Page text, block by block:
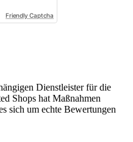
Friendly Captcha
Dienstleister für die
Shops hat Maßnahmen
sich um echte Bewertungen